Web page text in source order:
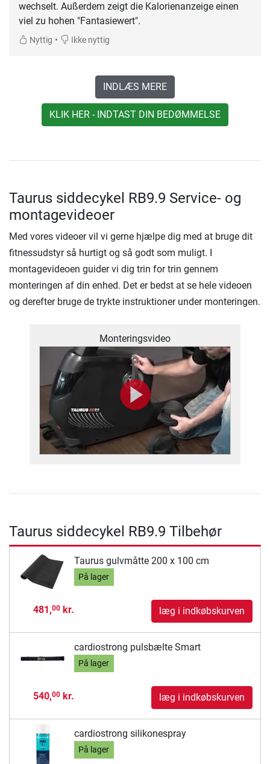
wechselt. Außerdem zeigt die Kalorienanzeige einen
viel zu hohen "Fantasiewert".
Nyttig • Ikke nyttig
INDLÆS MERE
KLIK HER - INDTAST DIN BEDØMMELSE
Taurus siddecykel RB9.9 Service- og
montagevideoer
Med vores videoer vil vi gerne hjælpe dig med at bruge dit
fitnessudstyr så hurtigt og så godt som muligt. I
montagevideoen guider vi dig trin for trin gennem
monteringen af ​​din enhed. Det er bedst at se hele videoen
og derefter bruge de trykte instruktioner under monteringen.
Monteringsvideo
Taurus siddecykel RB9.9 Tilbehør
Taurus gulvmåtte 200 x 100 cm
På lager
481,00kr. læg i indkøbskurven
cardiostrong pulsbælte Smart
På lager
540,00kr. læg i indkøbskurven
cardiostrong silikonespray
På lager